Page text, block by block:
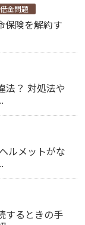
金問題
保険を解約す
法？ 対処法や
ルメットがな
するときの手